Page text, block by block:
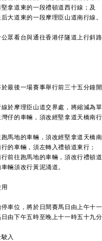
拿道東的一段禮頓道西行線；及
大道東的一段摩理臣山道南行線。
看台與通往香港仔隧道上行斜路
後一場賽事舉行前三十五分鐘開
於摩理臣山道交界處，將縮減為
仔的車輛，須改經堅拿道天橋南
馬地的車輛，須改經堅拿道天橋
的車輛，須左轉入禮頓道東行；
前往跑馬地的車輛，須改行禮頓
輛須改行黃泥涌道。
位，將於日間賽馬日由上午十一
由下午五時至晚上十一時五十九分
入